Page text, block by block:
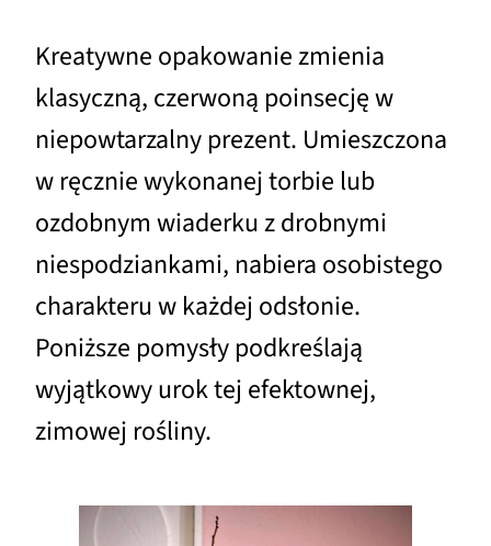
Kreatywne opakowanie zmienia
klasyczną, czerwoną poinsecję w
niepowtarzalny prezent. Umieszczona
w ręcznie wykonanej torbie lub
ozdobnym wiaderku z drobnymi
niespodziankami, nabiera osobistego
charakteru w każdej odsłonie.
Poniższe pomysły podkreślają
wyjątkowy urok tej efektownej,
zimowej rośliny.